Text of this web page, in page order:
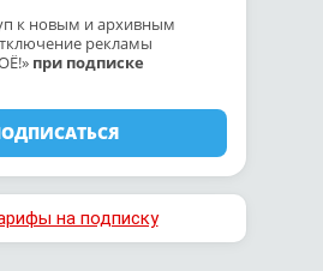
к новым и архивным
рекламы
при подписке
на подписку